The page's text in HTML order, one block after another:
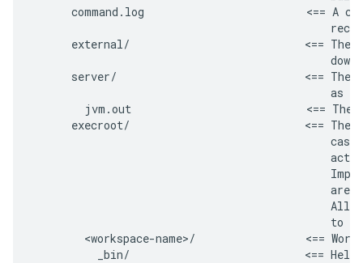
command.log                         <== A
external/                           <== The
server/                             <== The
as
jvm.out                           <== The
execroot/                           <== The
are
All
to
<workspace-name>/                 <==
_bin/                           <==